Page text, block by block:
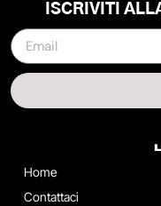
Home
Contattaci
ISCRIVITI